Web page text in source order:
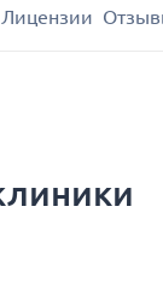
Лицензии